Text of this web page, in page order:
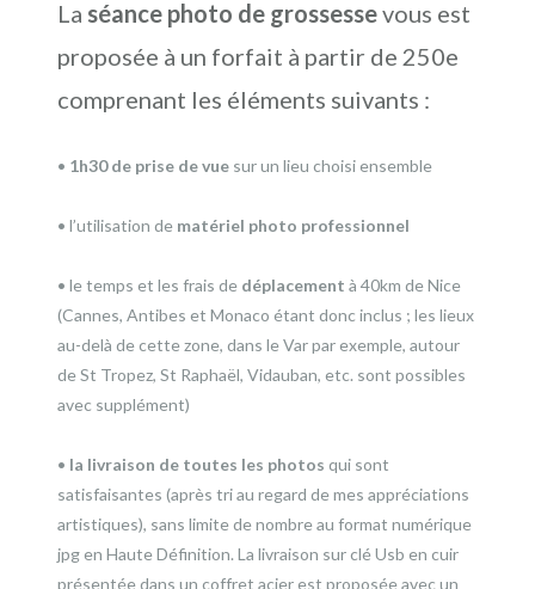
La séance photo de grossessevous est
proposée à un forfait à partir de 250e
comprenant les éléments suivants :
• 1h30 de prise de vue sur un lieu choisi ensemble
• l’utilisation de matériel photo professionnel
• le temps et les frais de déplacement à 40km de Nice
(Cannes, Antibes et Monaco étant donc inclus ; les lieux
au-delà de cette zone, dans le Var par exemple, autour
de St Tropez, St Raphaël, Vidauban, etc. sont possibles
avec supplément)
• la livraison de toutes les photos qui sont
satisfaisantes (après tri au regard de mes appréciations
artistiques), sans limite de nombre au format numérique
jpg en Haute Définition. La livraison sur clé Usb en cuir
présentée dans un coffret acier est proposée avec un